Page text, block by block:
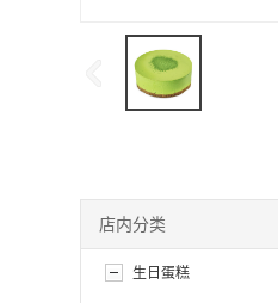
店内分类
生日蛋糕